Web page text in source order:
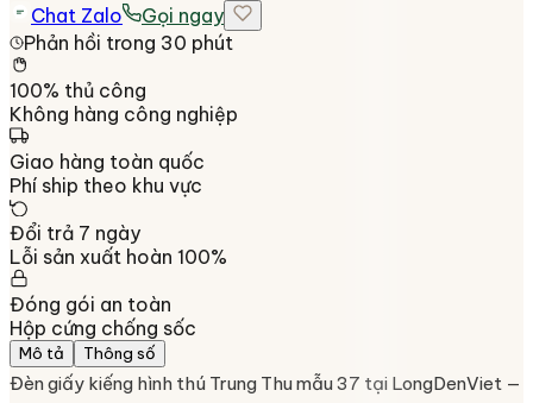
Chat Zalo
Gọi ngay
Phản hồi trong 30 phút
100% thủ công
Không hàng công nghiệp
Giao hàng toàn quốc
Phí ship theo khu vực
Đổi trả 7 ngày
Lỗi sản xuất hoàn 100%
Đóng gói an toàn
Hộp cứng chống sốc
Mô tả Thông số
Đèn giấy kiếng hình thú Trung Thu mẫu 37 tại LongDenViet —